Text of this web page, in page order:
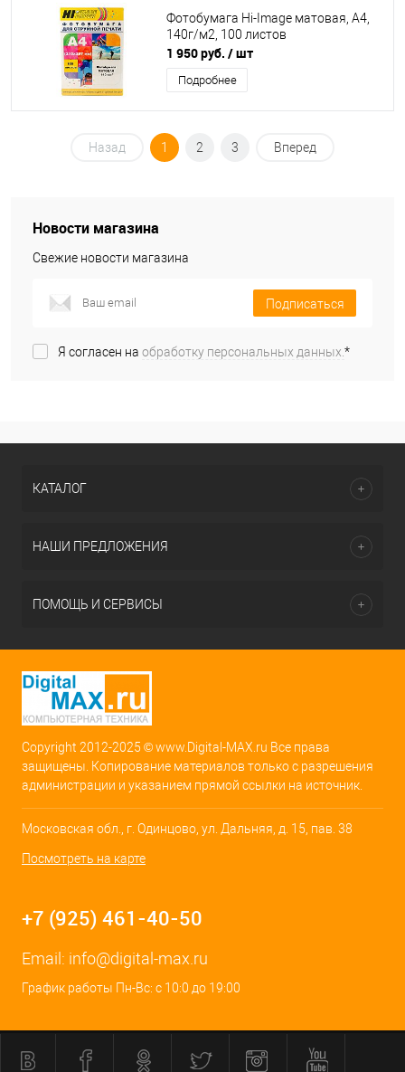
Фотобумага Hi-Image матовая, А4,
140г/м2, 100 листов
1 950 руб. / шт
Подробнее
Назад 1 2 3 Вперед
Новости магазина
Свежие новости магазина
Подписаться
Я согласен на обработку персональных данных.*
КАТАЛОГ
НАШИ ПРЕДЛОЖЕНИЯ
ПОМОЩЬ И СЕРВИСЫ
Copyright 2012-2025 © www.Digital-MAX.ru Все права
защищены. Копирование материалов только с разрешения
администрации и указанием прямой ссылки на источник.
Московская обл., г. Одинцово, ул. Дальняя, д. 15, пав. 38
Посмотреть на карте
+7 (925) 461-40-50
Email: info@digital-max.ru
График работы Пн-Вс: с 10:0 до 19:00